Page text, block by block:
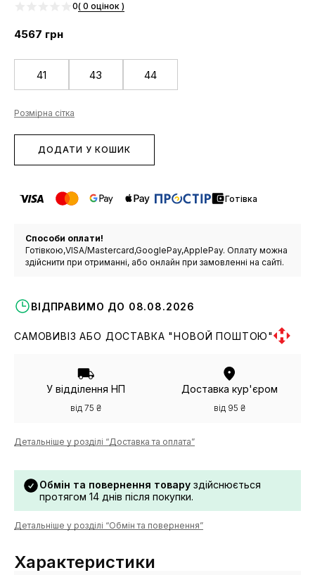
0( 0 оцінок )
4567 грн
41 43 44
Розмірна сітка
ДОДАТИ У КОШИК
Готівка
Способи оплати!
Готівкою,VISA/Mastercard,GooglePay,ApplePay. Оплату можна
здійснити при отриманні, або онлайн при замовленні на сайті.
ВІДПРАВИМО ДО 08.08.2026
САМОВИВІЗ АБО ДОСТАВКА "НОВОЙ ПОШТОЮ"
У відділення НП
від 75 ₴
Доставка кур'єром
від 95 ₴
Детальніше у розділі “Доставка та оплата”
Обмін та повернення товару здійснюється
протягом 14 днів після покупки.
Детальніше у розділі “Обмін та повернення”
Характеристики